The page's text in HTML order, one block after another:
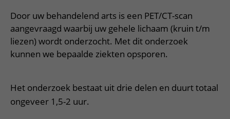
Verpleegafdelingen
Onze zorgverleners
Onderzoeken en diagnostiek
Opname in het ziekenhuis
Voorbereiding op uw afspraak
Bloedprikken
Bezoektijden
Winkels en restaurants
Faciliteiten en voorzieningen
Kwaliteit en veiligheid
Spoed
Contactgegevens
Route naar het ziekenhuis
Wegwijs in het ziekenhuis
Verwijzers
Patiënt verwijzen
Diagnostiek aanvragen
Zorgverlenersportaal
Meer UMC Utrecht
Research
Door uw behandelend arts is een PET/CT-scan
aangevraagd waarbij uw gehele lichaam (kruin t/m
liezen) wordt onderzocht. Met dit onderzoek
kunnen we bepaalde ziekten opsporen.
Het onderzoek bestaat uit drie delen en duurt totaal
ongeveer 1,5-2 uur.